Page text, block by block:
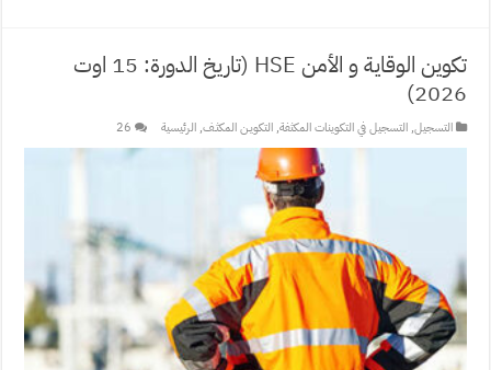
تكوين الوقاية و الأمن HSE (تاريخ الدورة: 15 اوت
2026)
التسجيل,التسجيل في التكوينات المكثفة,التكويـن المكثـف,الرئيسية 26